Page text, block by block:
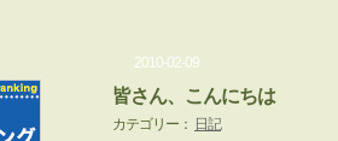
2010-02-09
皆さん、こんにちは
カテゴリー： 日記